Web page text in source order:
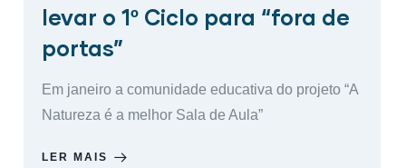
levar o 1º Ciclo para “fora de
portas”
Em janeiro a comunidade educativa do projeto “A
Natureza é a melhor Sala de Aula”
LER MAIS